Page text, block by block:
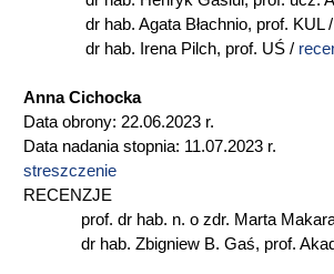
dr hab. Agata Błachnio, prof. KUL /
dr hab. Irena Pilch, prof. UŚ /
Anna Cichocka
Data obrony: 22.06.2023 r.
Data nadania stopnia: 11.07.2023 r.
streszczenie
RECENZJE
prof. dr hab. n. o zdr. Marta
dr hab. Zbigniew B. Gaś, prof.